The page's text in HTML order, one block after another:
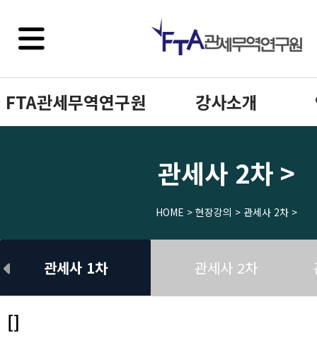
FTA관세무역연구원 강사소개
관세사 2차 >
HOME > 현장강의 > 관세사 2차 >
관세사 1차 관세사 2차
[]